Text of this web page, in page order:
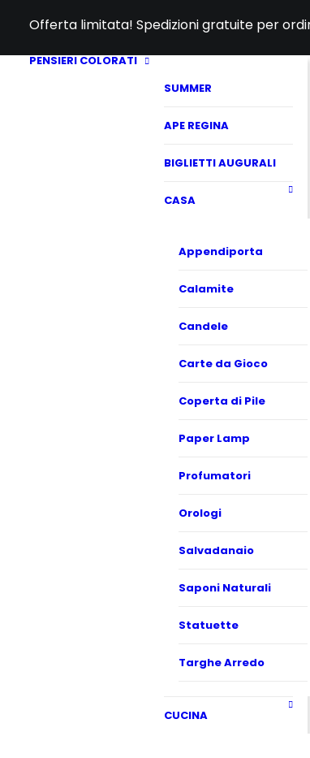
Offerta limitata! Spedizioni gratuite per
PENSIERI COLORATI
SUMMER
APE REGINA
BIGLIETTI AUGURALI
CASA
Appendiporta
Calamite
Candele
Carte da Gioco
Coperta di Pile
Paper Lamp
Profumatori
Orologi
Salvadanaio
Saponi Naturali
Statuette
Targhe Arredo
CUCINA